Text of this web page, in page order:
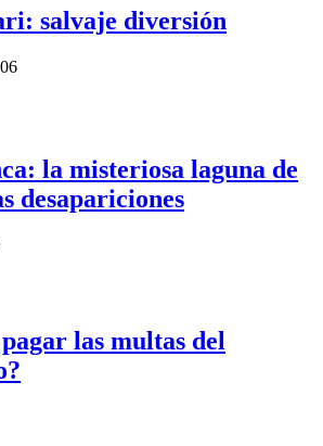
salvaje diversión
la misteriosa laguna de
desapariciones
las multas del